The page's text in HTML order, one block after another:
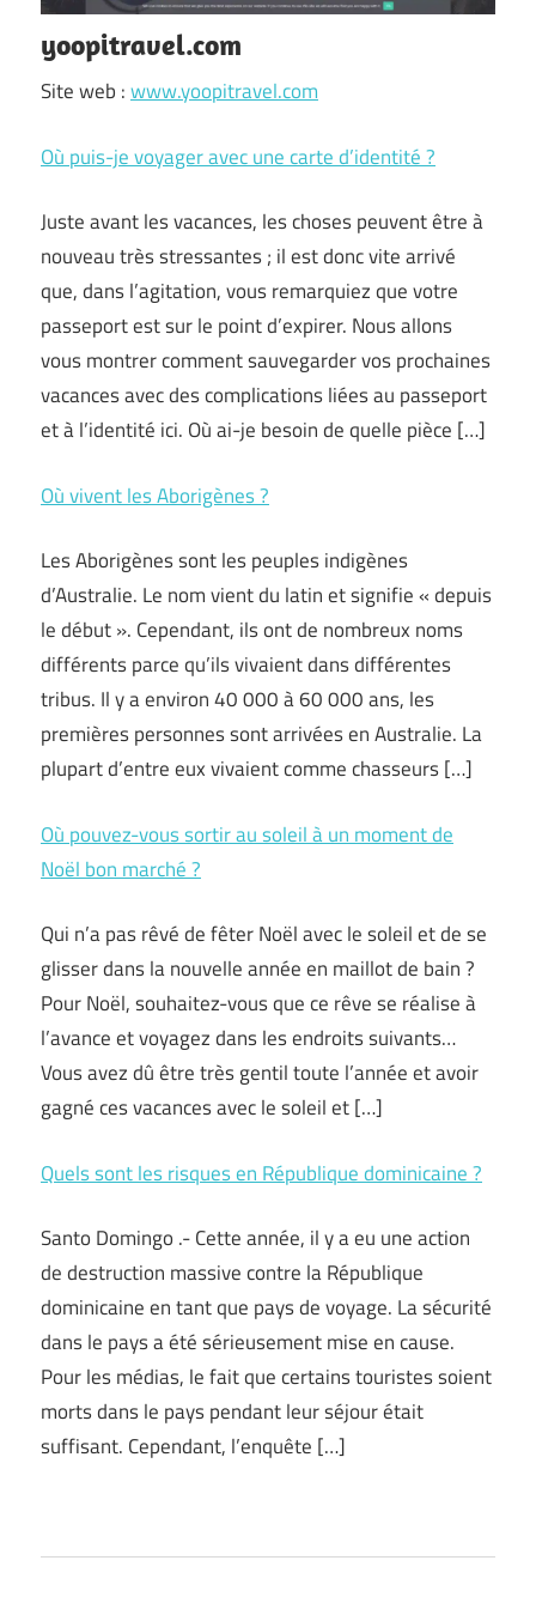
yoopitravel.com
Site web :www.yoopitravel.com
Où puis-je voyager avec une carte d’identité ?
Juste avant les vacances, les choses peuvent être à
nouveau très stressantes ; il est donc vite arrivé
que, dans l’agitation, vous remarquiez que votre
passeport est sur le point d’expirer. Nous allons
vous montrer comment sauvegarder vos prochaines
vacances avec des complications liées au passeport
et à l’identité ici. Où ai-je besoin de quelle pièce […]
Où vivent les Aborigènes ?
Les Aborigènes sont les peuples indigènes
d’Australie. Le nom vient du latin et signifie « depuis
le début ». Cependant, ils ont de nombreux noms
différents parce qu’ils vivaient dans différentes
tribus. Il y a environ 40 000 à 60 000 ans, les
premières personnes sont arrivées en Australie. La
plupart d’entre eux vivaient comme chasseurs […]
Où pouvez-vous sortir au soleil à un moment de
Noël bon marché ?
Qui n’a pas rêvé de fêter Noël avec le soleil et de se
glisser dans la nouvelle année en maillot de bain ?
Pour Noël, souhaitez-vous que ce rêve se réalise à
l’avance et voyagez dans les endroits suivants…
Vous avez dû être très gentil toute l’année et avoir
gagné ces vacances avec le soleil et […]
Quels sont les risques en République dominicaine ?
Santo Domingo .- Cette année, il y a eu une action
de destruction massive contre la République
dominicaine en tant que pays de voyage. La sécurité
dans le pays a été sérieusement mise en cause.
Pour les médias, le fait que certains touristes soient
morts dans le pays pendant leur séjour était
suffisant. Cependant, l’enquête […]